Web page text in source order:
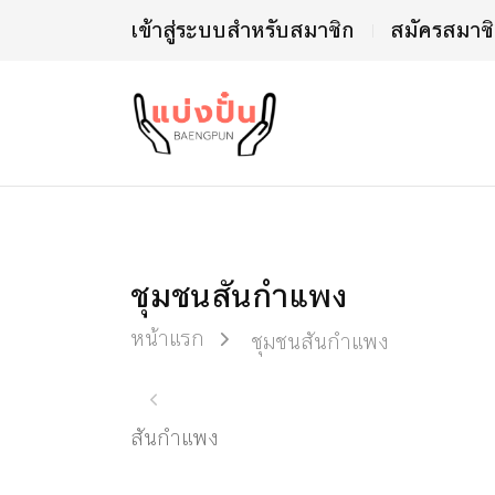
เข้าสู่ระบบสำหรับสมาชิก สมัครสมา
ชุมชนสันกำแพง
หน้าแรก ชุมชนสันกำแพง
สันกำแพง